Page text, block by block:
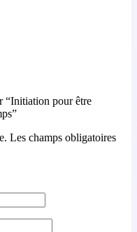
“Initiation pour être
Les champs obligatoires